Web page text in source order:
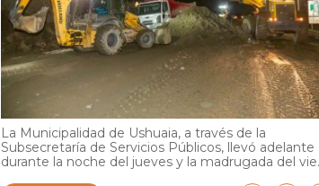
La Municipalidad de Ushuaia, a través de la
Subsecretaría de Servicios Públicos, llevó adelante
durante la noche del jueves y la madrugada del